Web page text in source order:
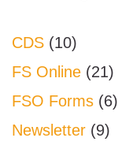
CDS (10)
FS Online (21)
FSO Forms (6)
Newsletter (9)